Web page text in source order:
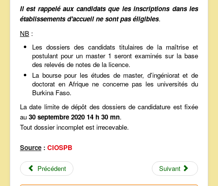
Il est rappelé aux candidats que les inscriptions dans les
établissements d'accueil ne sont pas éligibles.
NB :
Les dossiers des candidats titulaires de la maîtrise et
postulant pour un master 1 seront examinés sur la base
des relevés de notes de la licence.
La bourse pour les études de master, d'ingéniorat et de
doctorat en Afrique ne concerne pas les universités du
Burkina Faso.
La date limite de dépôt des dossiers de candidature est fixée
au 30 septembre 2020 14 h 30 mn.
Tout dossier incomplet est irrecevable.
Source : CIOSPB
Précédent Suivant